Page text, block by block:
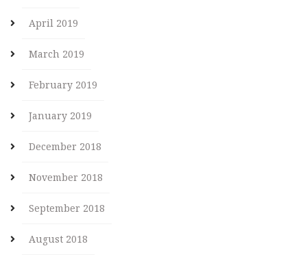
April 2019
March 2019
February 2019
January 2019
December 2018
November 2018
September 2018
August 2018